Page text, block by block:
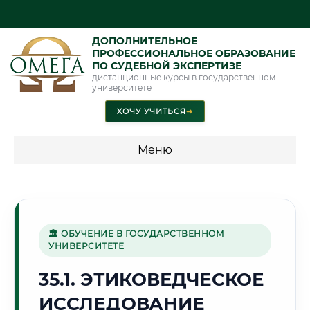
ДОПОЛНИТЕЛЬНОЕ
ПРОФЕССИОНАЛЬНОЕ ОБРАЗОВАНИЕ
ПО СУДЕБНОЙ ЭКСПЕРТИЗЕ
дистанционные курсы в государственном
университете
ХОЧУ УЧИТЬСЯ➜
Меню
специальности"
Стоимость по программам обучения "Судебная экспертиза"
Стоимость по программам обучения "Экспертиза"
🏛 ОБУЧЕНИЕ В ГОСУДАРСТВЕННОМ
УНИВЕРСИТЕТЕ
35.1. ЭТИКОВЕДЧЕСКОЕ
ИССЛЕДОВАНИЕ